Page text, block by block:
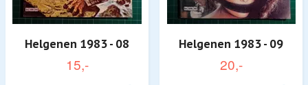
Helgenen 1983 - 08
15,-
Helgenen 1983 - 09
20,-